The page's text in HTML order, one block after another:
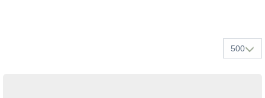
500